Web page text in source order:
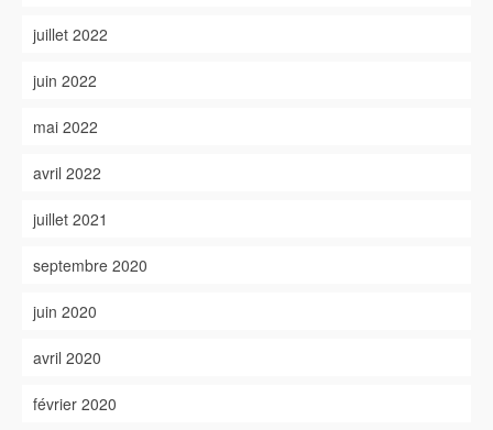
juillet 2022
juin 2022
mai 2022
avril 2022
juillet 2021
septembre 2020
juin 2020
avril 2020
février 2020